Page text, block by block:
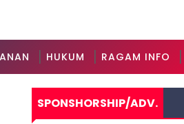
HUKUM RAGAM INFO
SPONSHORSHIP/ADV.